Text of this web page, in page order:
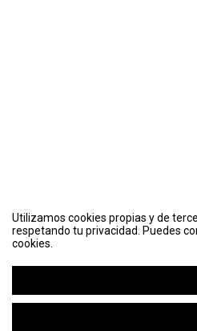
Utilizamos cookies propias y de
respetando tu privacidad. Puedes
cookies.